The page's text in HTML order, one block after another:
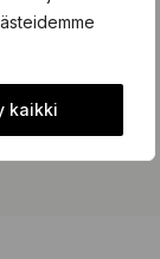
kaikki